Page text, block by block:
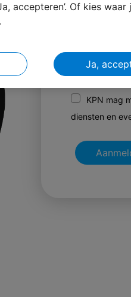
KPN mag
diensten en
accepteren’. Of kies
.
Ja,